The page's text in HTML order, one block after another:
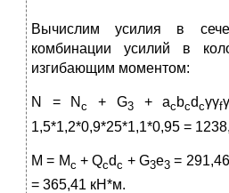
Вычислим усилия в
комбинации усилий в
изгибающим моментом:
N = N c + G3+ ac bcdcγγf
1,5*1,2*0,9*25*1,1*0,95 =
M = Mc + Qcdc + G3e3 =
= 365,41 кН*м.